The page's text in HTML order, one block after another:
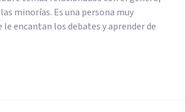
minorías. Es una persona muy
le encantan los debates y aprender de